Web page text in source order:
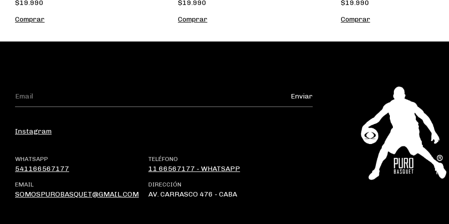
$19.990
Comprar
$19.990
Comprar
$19.990
Instagram
WHATSAPP
541166567177
TELÉFONO
11 66567177 - WHATSAPP
EMAIL
SOMOSPUROBASQUET@GMAIL.COM
DIRECCIÓN
AV. CARRASCO 476 - CABA